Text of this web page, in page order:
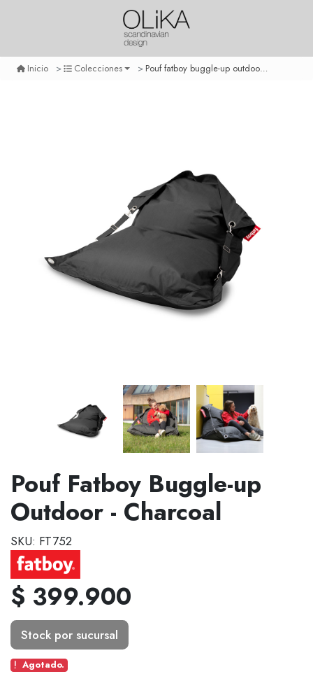
Inicio Colecciones Pouf fatboy buggle-up outdoor - charcoal
Pouf Fatboy Buggle-up
Outdoor - Charcoal
SKU: FT752
$ 399.900
Stock por sucursal
Agotado.